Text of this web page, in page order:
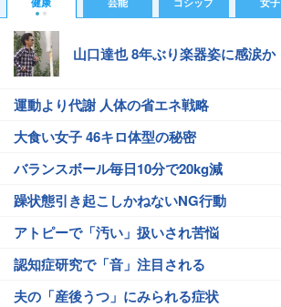
山口達也 8年ぶり楽器姿に感涙か
運動より代謝 人体の省エネ戦略
大食い女子 46キロ体型の秘密
バランスボール毎日10分で20kg減
躁状態引き起こしかねないNG行動
アトピーで「汚い」扱いされ苦悩
認知症研究で「音」注目される
夫の「産後うつ」にみられる症状